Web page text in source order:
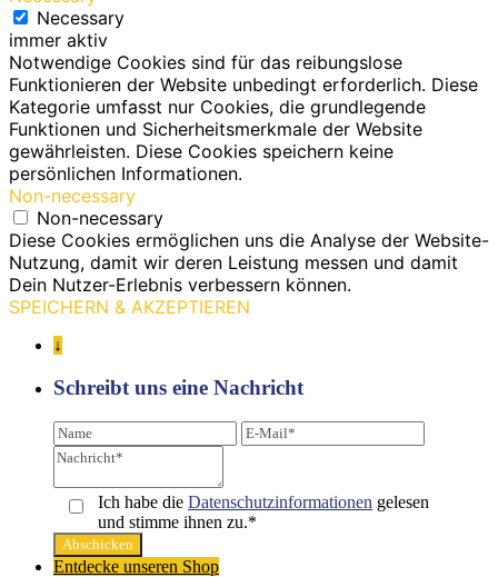
Necessary
immer aktiv
Notwendige Cookies sind für das reibungslose
Funktionieren der Website unbedingt erforderlich. Diese
Kategorie umfasst nur Cookies, die grundlegende
Funktionen und Sicherheitsmerkmale der Website
gewährleisten. Diese Cookies speichern keine
persönlichen Informationen.
Non-necessary
Non-necessary
Diese Cookies ermöglichen uns die Analyse der Website-
Nutzung, damit wir deren Leistung messen und damit
Dein Nutzer-Erlebnis verbessern können.
SPEICHERN & AKZEPTIEREN
↓
Schreibt uns eine Nachricht
Ich habe die Datenschutz­informationen gelesen
und stimme ihnen zu.*
Entdecke unseren Shop